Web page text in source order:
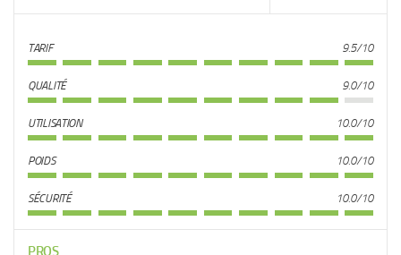
TARIF 9.5/10
QUALITÉ 9.0/10
UTILISATION 10.0/10
POIDS 10.0/10
SÉCURITÉ 10.0/10
PROS